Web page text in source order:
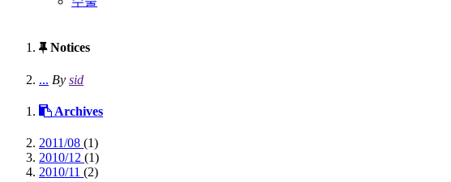
Notices
... By sid
Archives
2011/08 (1)
2010/12 (1)
2010/11 (2)